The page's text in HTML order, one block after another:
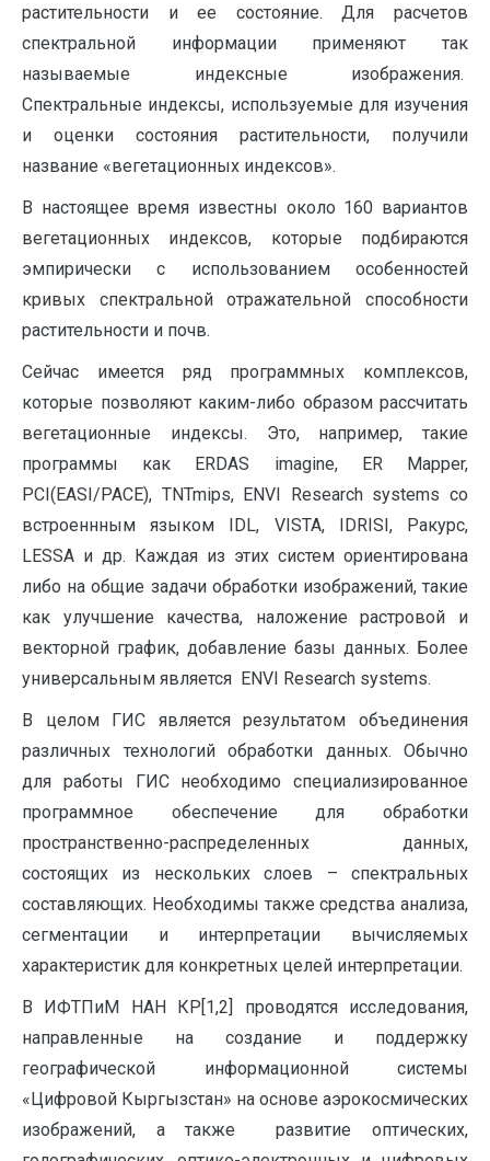
растительности и ее состояние. Для расчетов
спектральной информации применяют так
называемые индексные изображения.
Спектральные индексы, используемые для изучения
и оценки состояния растительности, получили
название «вегетационных индексов».
В настоящее время известны около 160 вариантов
вегетационных индексов, которые подбираются
эмпирически с использованием особенностей
кривых спектральной отражательной способности
растительности и почв.
Сейчас имеется ряд программных комплексов,
которые позволяют каким-либо образом рассчитать
вегетационные индексы. Это, например, такие
программы как ERDAS imagine, ER Mapper,
PCI(EASI/PACE), TNTmips, ENVI Research systems со
встроеннным языком IDL, VISTA, IDRISI, Ракурс,
LESSA и др. Каждая из этих систем ориентирована
либо на общие задачи обработки изображений, такие
как улучшение качества, наложение растровой и
векторной график, добавление базы данных. Более
универсальным является ENVI Research systems.
В целом ГИС является результатом объединения
различных технологий обработки данных. Обычно
для работы ГИС необходимо специализированное
программное обеспечение для обработки
пространственно-распределенных данных,
состоящих из нескольких слоев – спектральных
составляющих. Необходимы также средства анализа,
сегментации и интерпретации вычисляемых
характеристик для конкретных целей интерпретации.
В ИФТПиМ НАН КР[1,2] проводятся исследования,
направленные на создание и поддержку
географической информационной системы
«Цифровой Кыргызстан» на основе аэрокосмических
изображений, а также развитие оптических,